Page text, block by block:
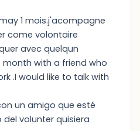
1 mois.j'acompagne
come volontaire
avec quelqun
with a friend who
.I would like to talk with
un amigo que esté
volunter quisiera